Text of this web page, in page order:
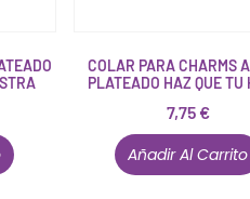
COLAR PARA CHARMS
PLATEADO HAZ QUE TU
7,75 €
Añadir Al Carrito